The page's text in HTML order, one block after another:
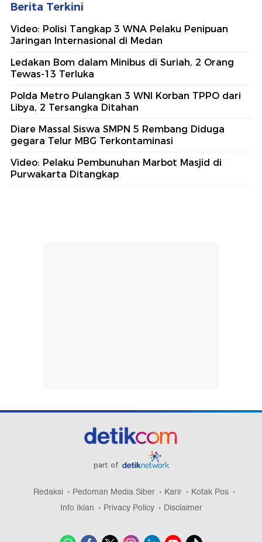
Berita Terkini
Video: Polisi Tangkap 3 WNA Pelaku Penipuan
Jaringan Internasional di Medan
Ledakan Bom dalam Minibus di Suriah, 2 Orang
Tewas-13 Terluka
Polda Metro Pulangkan 3 WNI Korban TPPO dari
Libya, 2 Tersangka Ditahan
Diare Massal Siswa SMPN 5 Rembang Diduga
gegara Telur MBG Terkontaminasi
Video: Pelaku Pembunuhan Marbot Masjid di
Purwakarta Ditangkap
part of
Redaksi Pedoman Media Siber Karir
Kotak Pos
Info Iklan
Privacy Policy Disclaimer